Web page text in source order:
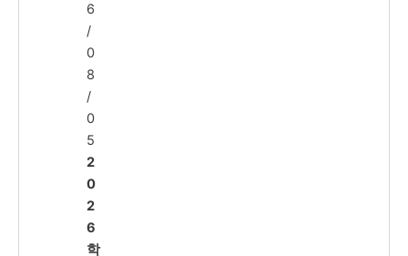
6
/
0
8
/
0
5
2
0
2
6
학